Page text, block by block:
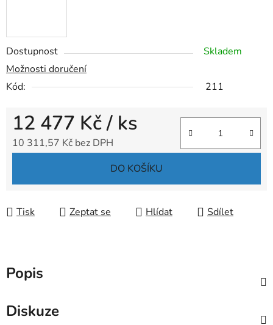
Dostupnost
Skladem
Možnosti doručení
Kód:
211
12 477 Kč/ ks
10 311,57 Kč bez DPH
DO KOŠÍKU
Tisk Zeptat se Hlídat Sdílet
Popis
Diskuze